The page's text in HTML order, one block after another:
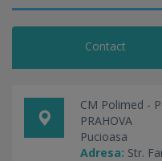
Contact
CM Polimed -
PRAHOVA
Pucioasa
Adresa: Str.